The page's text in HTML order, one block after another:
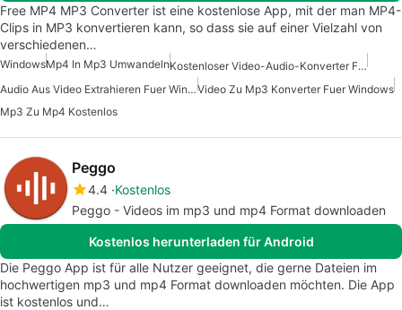
Free MP4 MP3 Converter ist eine kostenlose App, mit der man MP4-
Clips in MP3 konvertieren kann, so dass sie auf einer Vielzahl von
verschiedenen…
WindowsMp4 In Mp3 Umwandeln
Kostenloser Video-Audio-Konverter Für Windows
Audio Aus Video Extrahieren Fuer WindowsVideo Zu Mp3 Konverter Fuer Windows
Mp3 Zu Mp4 Kostenlos
Peggo
4.4 Kostenlos
Peggo - Videos im mp3 und mp4 Format downloaden
Kostenlos herunterladen für Android
Die Peggo App ist für alle Nutzer geeignet, die gerne Dateien im
hochwertigen mp3 und mp4 Format downloaden möchten. Die App
ist kostenlos und…